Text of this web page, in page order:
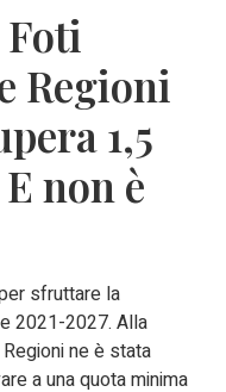
Regioni
1,5
non è
sfruttare la
2021-2027. Alla
ne è stata
a una quota minima